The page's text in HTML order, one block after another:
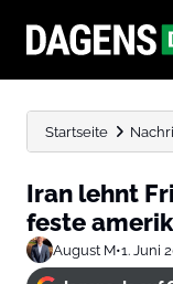
Startseite
Iran lehnt
feste
August M•1. Juni